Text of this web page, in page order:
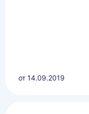
от 14.09.2019